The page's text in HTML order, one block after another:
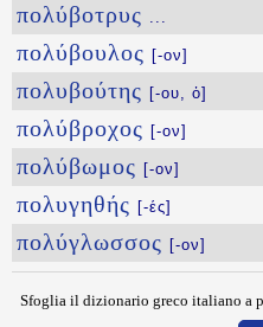
πολύβοτρυς ...
πολύβουλος [-ον]
πολυβούτης [-ου, ὁ]
πολύβροχος [-ον]
πολύβωμος [-ον]
πολυγηθής [-ές]
πολύγλωσσος [-ον]
Sfoglia il dizionario greco italiano a